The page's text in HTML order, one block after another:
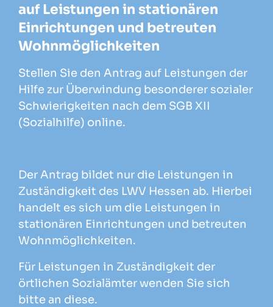
auf Leistungen in stationären
Einrichtungen und betreuten
Wohnmöglichkeiten
Stellen Sie den Antrag auf Leistungen der
Hilfe zur Überwindung besonderer sozialer
Schwierigkeiten nach dem SGB XII
(Sozialhilfe) online.
Der Antrag bildet nur die Leistungen in
Zuständigkeit des LWV Hessen ab. Hierbei
handelt es sich um die Leistungen in
stationären Einrichtungen und betreuten
Wohnmöglichkeiten.
Für Leistungen in Zuständigkeit der
örtlichen Sozialämter wenden Sie sich
bitte an diese.